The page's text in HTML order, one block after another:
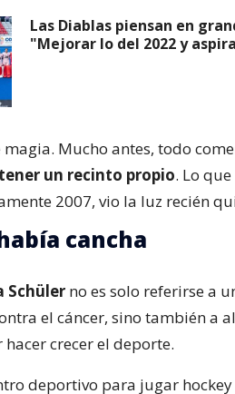
Las Diablas piensan en
"Mejorar lo del 2022 y
Mucho antes, todo
tener un recinto propio. Lo
2007, vio la luz recién
cancha
Schüler no es solo referirse a
el cáncer, sino también a
crecer el deporte.
deportivo para jugar